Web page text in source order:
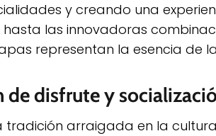
y creando una
las innovadoras
representan la esencia de
de disfrute y
tradición arraigada en la